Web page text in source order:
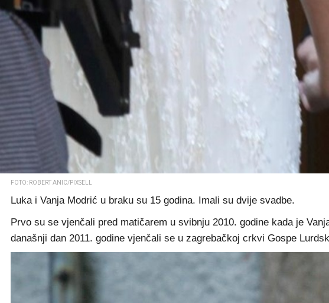
FOTO: ROBERT ANIC/PIXSELL
Luka i Vanja Modrić u braku su 15 godina. Imali su dvije svadbe.
Prvo su se vjenčali pred matičarem u svibnju 2010. godine kada je
današnji dan 2011. godine vjenčali se u zagrebačkoj crkvi Gospe